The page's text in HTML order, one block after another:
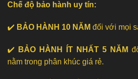
Chế độ bảo hành uy tín:
✔️ BẢO HÀNH 10 NĂM đối với mọi
✔️ BẢO HÀNH ÍT NHẤT 5 NĂM
nằm trong phân khúc giá rẻ.